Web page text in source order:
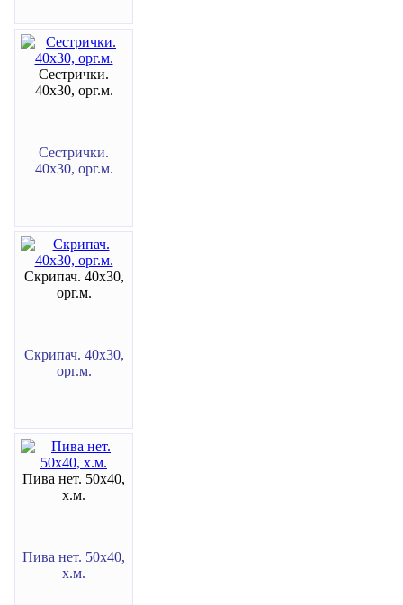
Сестрички.
40х30, орг.м.
Сестрички.
40х30, орг.м.
Скрипач. 40х30,
орг.м.
Скрипач. 40х30,
орг.м.
Пива нет. 50х40,
х.м.
Пива нет. 50х40,
х.м.